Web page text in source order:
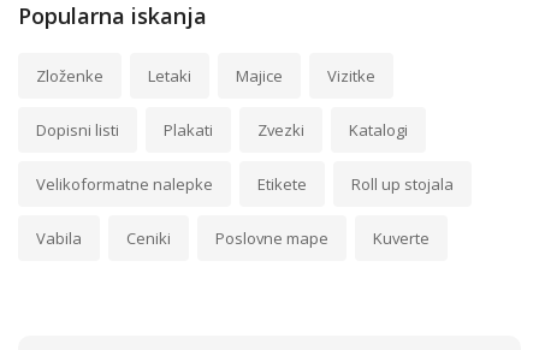
Popularna iskanja
Zloženke Letaki Majice Vizitke
Dopisni listi Plakati Zvezki Katalogi
Velikoformatne nalepke Etikete Roll up stojala
Vabila Ceniki Poslovne mape Kuverte